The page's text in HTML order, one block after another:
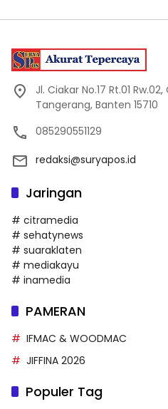
Jl. Ciakar No.17 Rt.01
Tangerang, Banten 15710
085290551129
redaksi@suryapos.id
Jaringan
# citramedia
# sehatynews
# suaraklaten
# mediakayu
# inamedia
PAMERAN
IFMAC & WOODMAC
JIFFINA 2026
Populer Tag